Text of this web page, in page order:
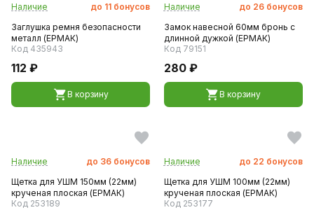
Наличие до 11 бонусов
Заглушка ремня безопасности
металл (ЕРМАК)
Код 435943
112 ₽
В корзину
Наличие до 26 бонусов
Замок навесной 60мм бронь с
длинной дужкой (ЕРМАК)
Код 79151
280 ₽
В корзину
Наличие до 36 бонусов
Щетка для УШМ 150мм (22мм)
крученая плоская (ЕРМАК)
Код 253189
Наличие до 22 бонусов
Щетка для УШМ 100мм (22мм)
крученая плоская (ЕРМАК)
Код 253177